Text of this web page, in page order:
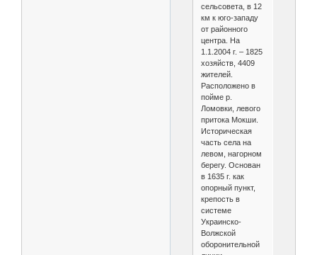
сельсовета, в 12
км к юго-западу
от районного
центра. На
1.1.2004 г. – 1825
хозяйств, 4409
жителей.
Расположено в
пойме р.
Ломовки, левого
притока Мокши.
Историческая
часть села на
левом, нагорном
берегу. Основан
в 1635 г. как
опорный пункт,
крепость в
системе
Украинско-
Волжской
оборонительной